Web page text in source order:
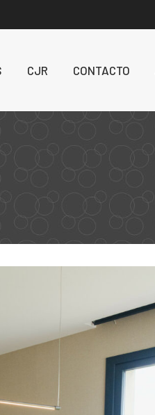
CJR CONTACTO